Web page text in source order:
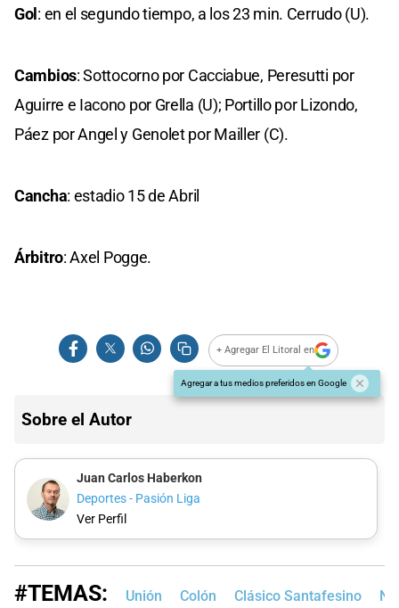
Gol : en el segundo tiempo, a los 23 min. Cerrudo (U).
Cambios: Sottocorno por Cacciabue, Peresutti por
Aguirre e Iacono por Grella (U); Portillo por Lizondo,
Páez por Angel y Genolet por Mailler (C).
Cancha: estadio 15 de Abril
Árbitro: Axel Pogge.
+ Agregar El Litoral en
Agregar a tus medios preferidos en Google
Sobre el Autor
Juan Carlos Haberkon
Deportes - Pasión Liga
Ver Perfil
#TEMAS: Unión Colón Clásico Santafesino